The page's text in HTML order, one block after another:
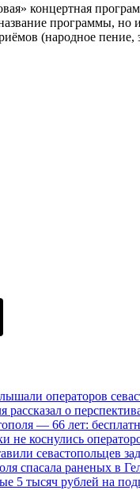
концертная
программы, но
(народное пение,
операторов
рассказал о
— 66 лет:
не коснулись
севастопольцев
спасала раненых в
5 тысяч рублей на